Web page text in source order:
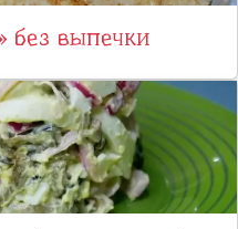
без выпечки